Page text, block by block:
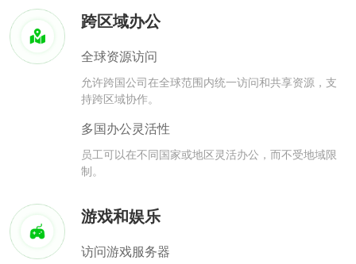
跨区域办公
全球资源访问
允许跨国公司在全球范围内统一访问和共享资源，支
持跨区域协作。
多国办公灵活性
员工可以在不同国家或地区灵活办公，而不受地域限
制。
游戏和娱乐
访问游戏服务器